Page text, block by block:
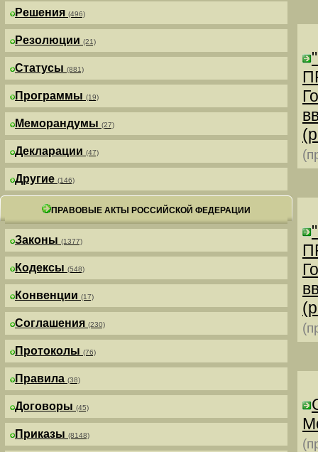
Решения (496)
Резолюции (21)
Статусы (881)
Программы (19)
Меморандумы (27)
Декларации (47)
Другие (146)
ПРАВОВЫЕ АКТЫ РОССИЙСКОЙ ФЕДЕРАЦИИ
Законы (1377)
Кодексы (548)
Конвенции (17)
Соглашения (230)
Протоколы (76)
Правила (38)
Договоры (45)
Приказы (8148)